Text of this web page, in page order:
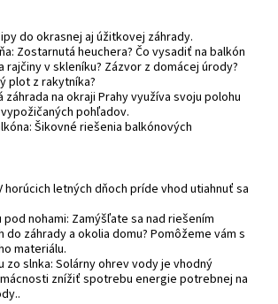
do okrasnej aj úžitkovej záhrady.
Zostarnutá heuchera? Čo vysadiť na balkón
rajčiny v skleníku? Zázvor z domácej úrody?
plot z rakytníka?
záhrada na okraji Prahy využíva svoju polohu
pohľadov.
Šikovné riešenia balkónových
horúcich letných dňoch príde vhod utiahnuť sa
pod nohami: Zamýšľate sa nad riešením
do záhrady a okolia domu? Pomôžeme vám s
materiálu.
zo slnka: Solárny ohrev vody je vhodný
znížiť spotrebu energie potrebnej na